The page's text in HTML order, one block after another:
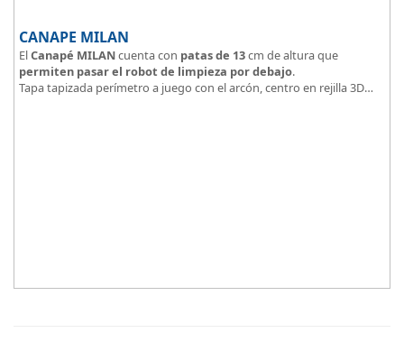
CANAPE MILAN
ElCanapé MILANcuenta con patas de 13cm de altura que
permiten pasar el robot de limpieza por debajo.
Tapa tapizada perímetro a juego con el arcón, centro en rejilla 3D